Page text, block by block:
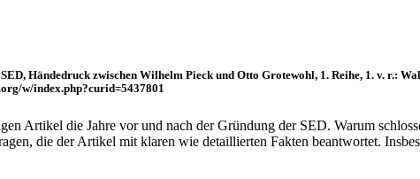
Händedruck zwischen Wilhelm Pieck und Otto Grotewohl, 1. Reihe, 1. v. r.:
w/index.php?curid=5437801
Artikel die Jahre vor und nach der Gründung der SED. Warum
die der Artikel mit klaren wie detaillierten Fakten beantwortet.